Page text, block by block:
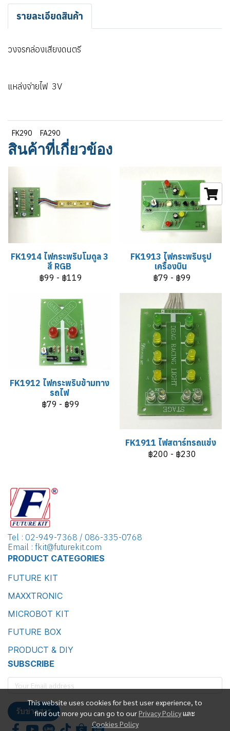
รายละเอียดสินค้า
วงจรกล่องเสียงดนตรี
แหล่งจ่ายไฟ 3V
FK290 FA290
สินค้าที่เกี่ยวข้อง
FK1914 ไฟกระพริบโมดูล 3
สี RGB
฿99 - ฿119
FK1913 ไฟกระพริบรูป
เครื่องบิน
฿79 - ฿99
FK1912 ไฟกระพริบข้ามทาง
รถไฟ
฿79 - ฿99
FK1911 ไฟสตาร์ทรถแข่ง
฿200 - ฿230
This website uses cookies for best user experience, to
find out more you can go to ourPrivacy Policyและ
Cookies Policy
Tel : 02-949-7368 / 086-335-0768
Email : fkit@futurekit.com
PRODUCT CATEGORIES
FUTURE KIT
MAXXTRONIC
MICROBOT KIT
FUTURE BOX
PRODUCT & DIY
SUBSCRIBE
รับข่าวสาร